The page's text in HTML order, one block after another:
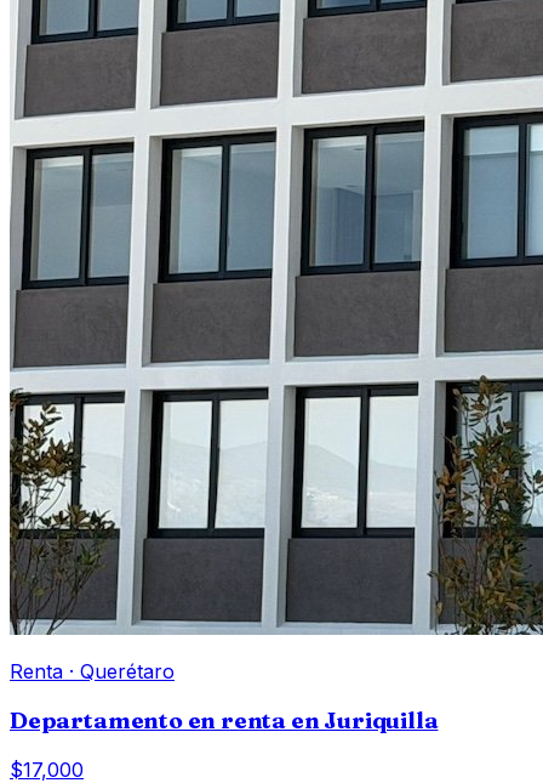
Renta · Querétaro
Departamento en renta en Juriquilla
$17,000